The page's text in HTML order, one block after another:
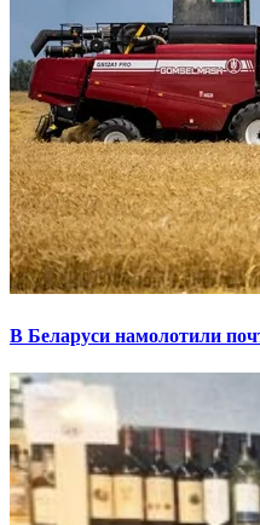
В Беларуси намолотили